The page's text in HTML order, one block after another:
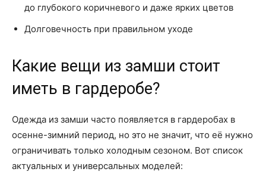
до глубокого коричневого и даже ярких цветов
Долговечность при правильном уходе
Какие вещи из замши стоит
иметь в гардеробе?
Одежда из замши часто появляется в гардеробах в
осенне-зимний период, но это не значит, что её нужно
ограничивать только холодным сезоном. Вот список
актуальных и универсальных моделей: